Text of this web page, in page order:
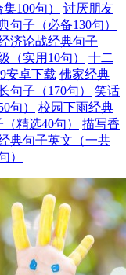
100句）
讨厌朋友
句子（必备130句）
济论战经典句子
（实用10句）
十二
安卓下载 佛家经典
句子（170句）
笑话
句）
校园下雨经典
精选40句）
描写香
典句子英文（一共
）